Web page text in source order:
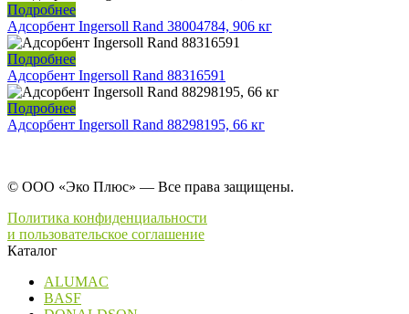
Подробнее
Адсорбент Ingersoll Rand 38004784, 906 кг
Подробнее
Адсорбент Ingersoll Rand 88316591
Подробнее
Адсорбент Ingersoll Rand 88298195, 66 кг
© ООО «Эко Плюс» — Все права защищены.
Политика конфиденциальности
и пользовательское соглашение
Каталог
ALUMAC
BASF